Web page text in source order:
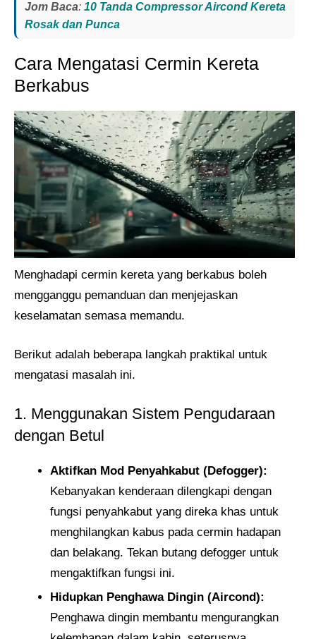
Jom Baca: 10 Tanda Compressor Aircond Kereta
Rosak dan Punca
Cara Mengatasi Cermin Kereta
Berkabus
Menghadapi cermin kereta yang berkabus boleh
mengganggu pemanduan dan menjejaskan
keselamatan semasa memandu.
Berikut adalah beberapa langkah praktikal untuk
mengatasi masalah ini.
1. Menggunakan Sistem Pengudaraan
dengan Betul
Aktifkan Mod Penyahkabut (Defogger):
Kebanyakan kenderaan dilengkapi dengan
fungsi penyahkabut yang direka khas untuk
menghilangkan kabus pada cermin hadapan
dan belakang. Tekan butang defogger untuk
mengaktifkan fungsi ini.
Hidupkan Penghawa Dingin (Aircond):
Penghawa dingin membantu mengurangkan